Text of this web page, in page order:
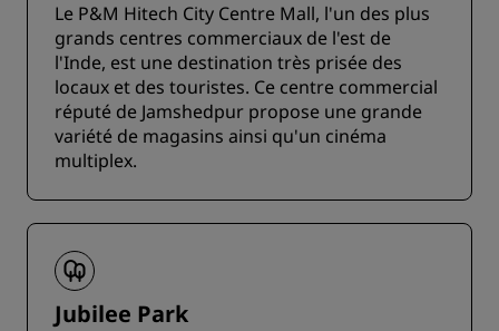
Le P&M Hitech City Centre Mall, l'un des plus
grands centres commerciaux de l'est de
l'Inde, est une destination très prisée des
locaux et des touristes. Ce centre commercial
réputé de Jamshedpur propose une grande
variété de magasins ainsi qu'un cinéma
multiplex.
Jubilee Park